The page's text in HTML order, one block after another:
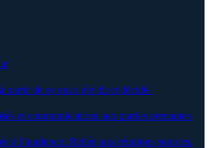
partir de ce qui a été dit et décidé.
et communications aux parties prenantes
à l’audience. Reliée aux réunions sources.